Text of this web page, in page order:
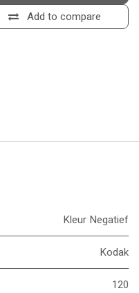
Add to compare
Kleur Negatief
Kodak
120